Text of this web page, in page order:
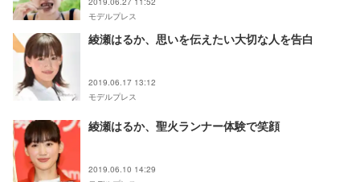
モデルプレス
綾瀬はるか、思いを伝えたい大切な人を告白
2019.06.17 13:12
モデルプレス
綾瀬はるか、聖火ランナー体験で笑顔
2019.06.10 14:29